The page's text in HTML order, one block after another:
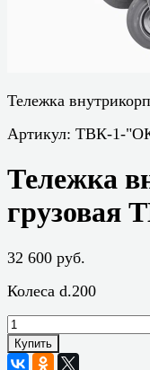
Тележка
Артикул: ТВК-1-
Тележка
грузовая
32 600 руб.
Колеса d.200
Купить